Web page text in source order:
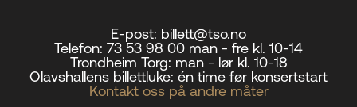
E-post: billett@tso.no
Telefon: 73 53 98 00 man - fre kl. 10-14
Trondheim Torg: man - lør kl. 10-18
Olavshallens billettluke: én time før konsertstart
Kontakt oss på andre måter